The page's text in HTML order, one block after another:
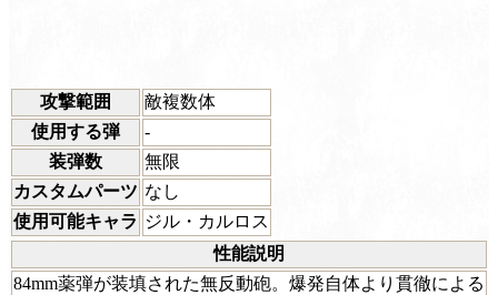
攻撃範囲
敵複数体
使用する弾
-
装弾数
無限
カスタムパーツ なし
使用可能キャラ ジル・カルロス
性能説明
84mm薬弾が装填された無反動砲。爆発自体より貫徹による